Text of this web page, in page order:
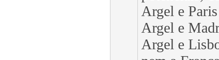
Argel e
Argel e
Argel e